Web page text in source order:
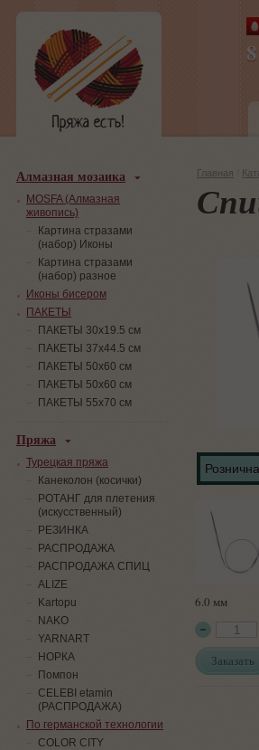
Главная
6.0 мм
Заказать
Алмазная мозаика
MOSFA (Алмазная
живопись)
Картина стразами
(набор) Иконы
Картина стразами
(набор) разное
Иконы бисером
ПАКЕТЫ
ПАКЕТЫ 30х19.5 см
ПАКЕТЫ 37х44.5 см
ПАКЕТЫ 50х60 см
ПАКЕТЫ 50х60 см
ПАКЕТЫ 55х70 см
Пряжа
Турецкая пряжа
Канеколон (косички)
РОТАНГ для плетения
(искусственный)
PЕЗИНКА
РАСПРОДАЖА
РАСПРОДАЖА СПИЦ
ALIZE
Kartopu
NAKO
YARNART
НОРКА
Помпон
СELEBI etamin
(РАСПРОДАЖА)
По германской технологии
COLOR CITY